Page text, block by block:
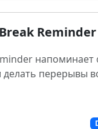
Reminder
напоминает
перерывы